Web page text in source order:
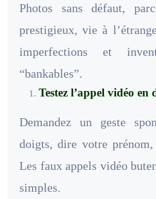
Photos sans défaut,
prestigieux, vie à
imperfections et
“bankables”.
Testez l’appel vidéo en
Demandez un geste
doigts, dire votre
Les faux appels vidéo
simples.